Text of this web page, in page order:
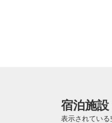
宿泊施
表示されてい